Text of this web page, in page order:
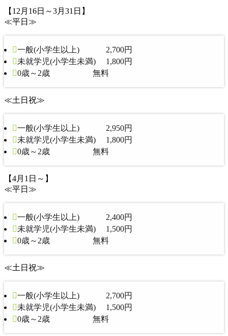
【12月16日～3月31日】
≪平日≫
一般(小学生以上) 2,700円
未就学児(小学生未満) 1,800円
0歳～2歳 無料
≪土日祝≫
一般(小学生以上) 2,950円
未就学児(小学生未満) 1,800円
0歳～2歳 無料
【4月1日～】
≪平日≫
一般(小学生以上) 2,400円
未就学児(小学生未満) 1,500円
0歳～2歳 無料
≪土日祝≫
一般(小学生以上) 2,700円
未就学児(小学生未満) 1,500円
0歳～2歳 無料